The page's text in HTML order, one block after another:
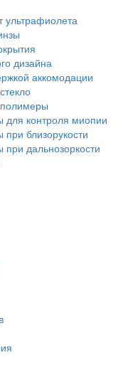
ультрафиолета
дизайна
аккомодации
полимеры
для контроля миопии
при близорукости
при дальнозоркости